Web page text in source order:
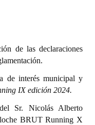
de las declaraciones
de interés municipal y
IX edición 2024.
Sr. Nicolás Alberto
BRUT Running X